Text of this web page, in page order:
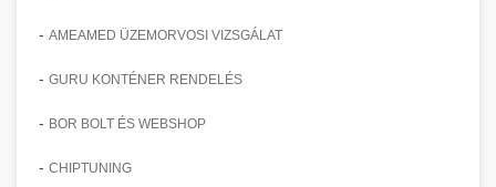
- AMEAMED ÜZEMORVOSI VIZSGÁLAT
- GURU KONTÉNER RENDELÉS
- BOR BOLT ÉS WEBSHOP
- CHIPTUNING